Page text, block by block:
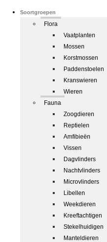
Soortgroepen
Flora
Vaatplanten
Mossen
Korstmossen
Paddenstoelen
Kranswieren
Wieren
Fauna
Zoogdieren
Reptielen
Amfibieën
Vissen
Dagvlinders
Nachtvlinders
Microvlinders
Libellen
Weekdieren
Kreeftachtigen
Stekelhuidigen
Manteldieren